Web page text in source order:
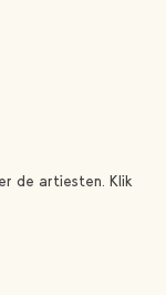
de artiesten. Klik